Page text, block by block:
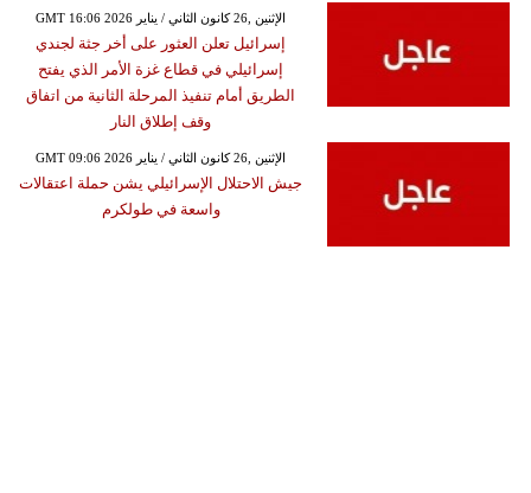
GMT 16:06 2026 الإثنين ,26 كانون الثاني / يناير
إسرائيل تعلن العثور على أخر جثة لجندي
إسرائيلي في قطاع غزة الأمر الذي يفتح
الطريق أمام تنفيذ المرحلة الثانية من اتفاق
وقف إطلاق النار
GMT 09:06 2026 الإثنين ,26 كانون الثاني / يناير
جيش الاحتلال الإسرائيلي يشن حملة اعتقالات
واسعة في طولكرم